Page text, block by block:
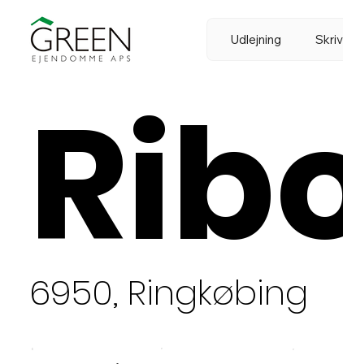
Udlejning
6950, Ringkøbing